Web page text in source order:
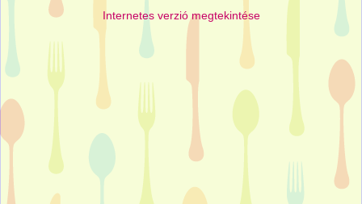
Internetes verzió megtekintése